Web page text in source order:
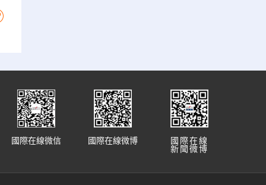
國際在線
新聞微博
國際在線微博
國際在線微信